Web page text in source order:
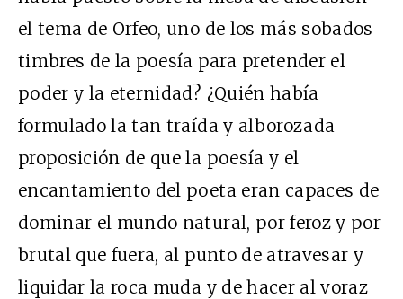
el tema de Orfeo, uno de los más sobados
timbres de la poesía para pretender el
poder y la eternidad? ¿Quién había
formulado la tan traída y alborozada
proposición de que la poesía y el
encantamiento del poeta eran capaces de
dominar el mundo natural, por feroz y por
brutal que fuera, al punto de atravesar y
liquidar la roca muda y de hacer al voraz